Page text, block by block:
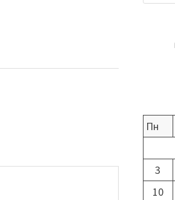
Пн
3
10